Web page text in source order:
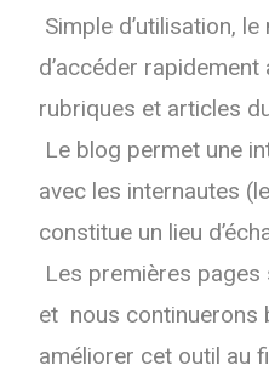
Simple d’utilisation, le
d’accéder
rubriques et articles
Le blog permet une
avec les internautes (
constitue un lieu
Les premières
et nous continuerons
améliorer cet outil au